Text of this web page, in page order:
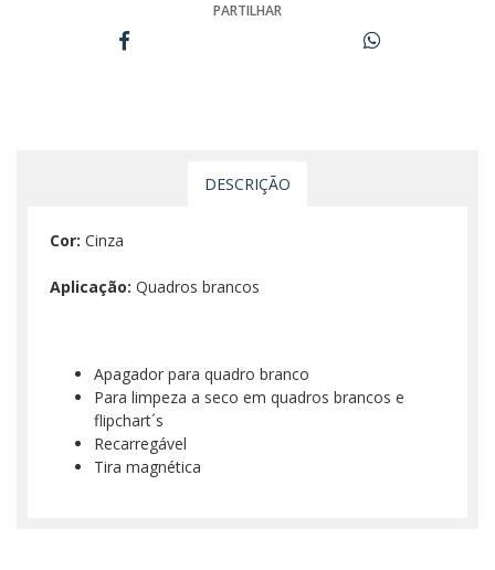
PARTILHAR
DESCRIÇÃO
Cor: Cinza
Aplicação: Quadros brancos
Apagador para quadro branco
Para limpeza a seco em quadros brancos e
flipchart´s
Recarregável
Tira magnética